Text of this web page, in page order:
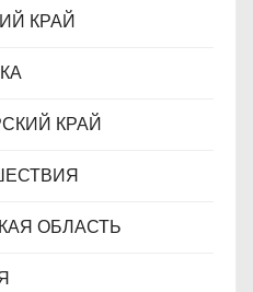
КРАЙ
КРАЙ
ОБЛАСТЬ